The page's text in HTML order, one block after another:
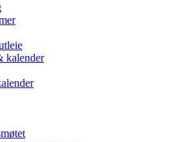
kalender